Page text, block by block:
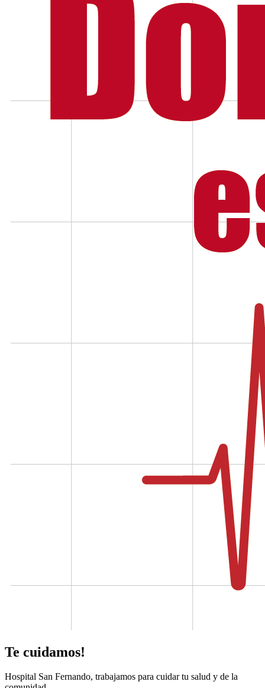
Te cuidamos!
Hospital San Fernando, trabajamos para cuidar tu salud y de la